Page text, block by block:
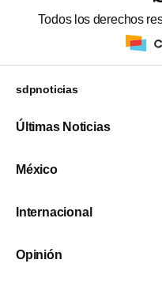
Todos los derechos
sdpnoticias
Últimas Noticias
México
Internacional
Opinión